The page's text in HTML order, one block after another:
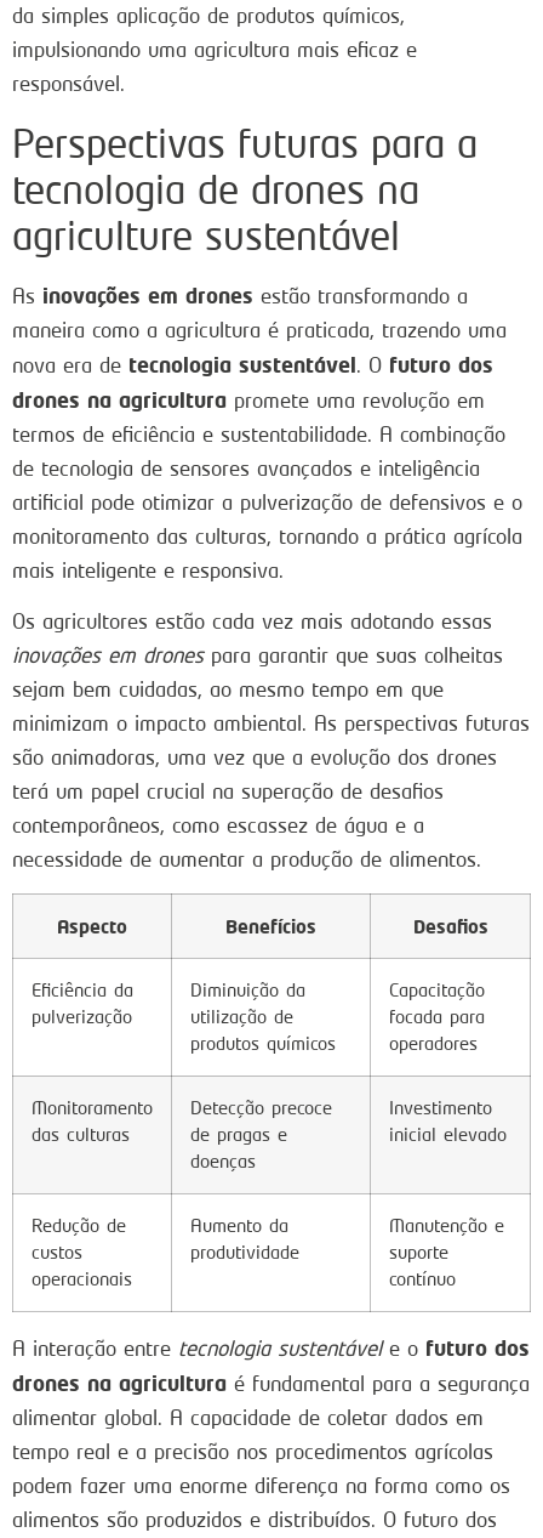
da simples aplicação de produtos químicos,
impulsionando uma agricultura mais eficaz e
responsável.
Perspectivas futuras para a
tecnologia de drones na
agriculture sustentável
As inovações em drones estão transformando a
maneira como a agricultura é praticada, trazendo uma
nova era de tecnologia sustentável. O futuro dos
drones na agricultura promete uma revolução em
termos de eficiência e sustentabilidade. A combinação
de tecnologia de sensores avançados e inteligência
artificial pode otimizar a pulverização de defensivos e o
monitoramento das culturas, tornando a prática agrícola
mais inteligente e responsiva.
Os agricultores estão cada vez mais adotando essas
inovações em dronespara garantir que suas colheitas
sejam bem cuidadas, ao mesmo tempo em que
minimizam o impacto ambiental. As perspectivas futuras
são animadoras, uma vez que a evolução dos drones
terá um papel crucial na superação de desafios
contemporâneos, como escassez de água e a
necessidade de aumentar a produção de alimentos.
Aspecto Benefícios Desafios
Eficiência da
pulverização
Diminuição da
utilização de
produtos químicos
Capacitação
focada para
operadores
Monitoramento
das culturas
Detecção precoce
de pragas e
doenças
Investimento
inicial elevado
Redução de
custos
operacionais
Aumento da
produtividade
Manutenção e
suporte
contínuo
A interação entre tecnologia sustentávele o futuro dos
drones na agricultura é fundamental para a segurança
alimentar global. A capacidade de coletar dados em
tempo real e a precisão nos procedimentos agrícolas
podem fazer uma enorme diferença na forma como os
alimentos são produzidos e distribuídos. O futuro dos